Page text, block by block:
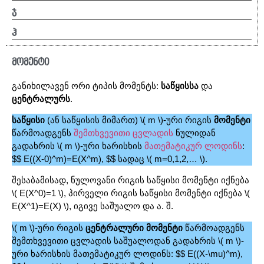
ჯ
ჰ
მომენტი
განიხილავენ ორი ტიპის მომენტს: საწყისსა და
ცენტრალურს.
საწყისი (ან საწყისის მიმართ) \( m \)-ური რიგის მომენტი
წარმოადგენს შემთხვევითი ცვლადის ნულიდან
გადახრის \( m \)-ური ხარისხის მათემატიკურ ლოდინს:
$$ E((X-0)^m)=E(X^m), $$ სადაც \( m=0,1,2,… \).
შესაბამისად, ნულოვანი რიგის საწყისი მომენტი იქნება
\( E(X^0)=1 \), პირველი რიგის საწყისი მომენტი იქნება \(
E(X^1)=E(X) \), იგივე საშუალო და ა. შ.
\( m \)-ური რიგის ცენტრალური მომენტი წარმოადგენს
შემთხვევითი ცვლადის საშუალოდან გადახრის \( m \)-
ური ხარისხის მათემატიკურ ლოდინს: $$ E((X-\mu)^m),